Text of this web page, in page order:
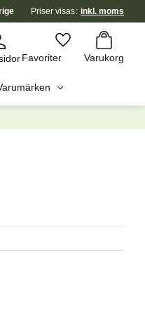
Priser visas inkl. moms
Favoriter Varukorg
Favoriter
Kundvagn